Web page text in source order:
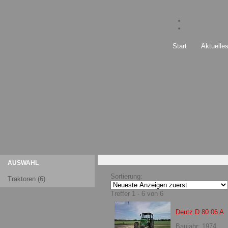
Start Aktuelles
AUSWAHL
Traktoren (6) Sortierung:
Treffer 1 - 6 von 6
Deutz D 80 06 A
Baujahr: 1974